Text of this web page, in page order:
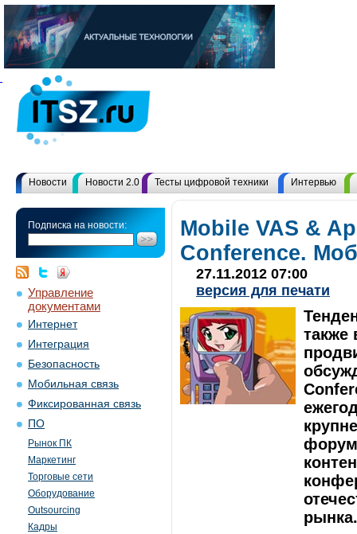
Новости Новости 2.0 Тесты цифровой техники Интервью
Подписка на новости:
Управление
документами
Интернет
Интеграция
Безопасность
Мобильная связь
Фиксированная связь
ПО
Рынок ПК
Маркетинг
Торговые сети
Оборудование
Outsourcing
Кадры
Mobile VAS &
Conference.
27.11.2012 07:00
версия для печати
также
рынка.